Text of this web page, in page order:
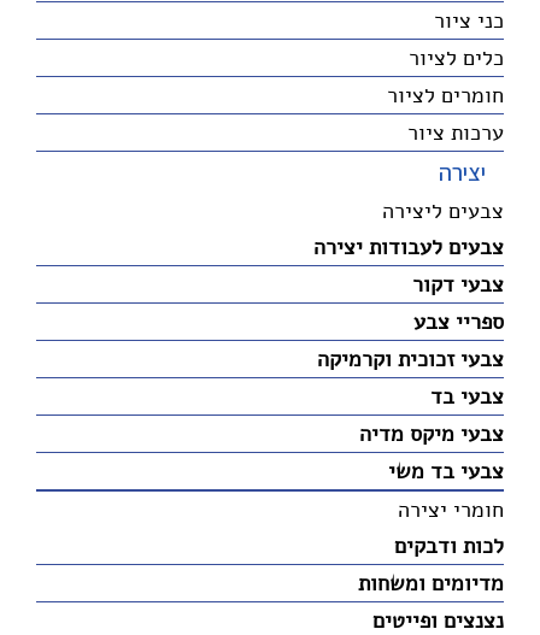
כני ציור
כלים לציור
חומרים לציור
ערכות ציור
יצירה
צבעים ליצירה
צבעים לעבודות יצירה
צבעי דקור
ספריי צבע
צבעי זכוכית וקרמיקה
צבעי בד
צבעי מיקס מדיה
צבעי בד משי
חומרי יצירה
לכות ודבקים
מדיומים ומשחות
נצנצים ופייטים